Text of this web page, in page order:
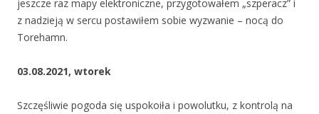
jeszcze raz mapy elektroniczne, przygotowałem „szperacz” i
z nadzieją w sercu postawiłem sobie wyzwanie – nocą do
Torehamn.
03.08.2021, wtorek
Szczęśliwie pogoda się uspokoiła i powolutku, z kontrolą na